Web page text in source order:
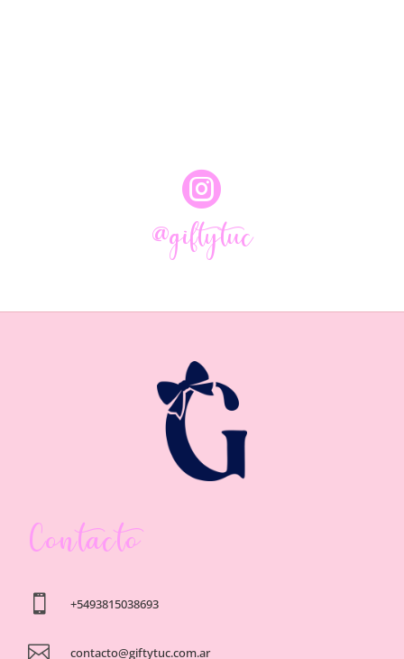

@giftytuc
Contacto
 +5493815038693
 contacto@giftytuc.com.ar